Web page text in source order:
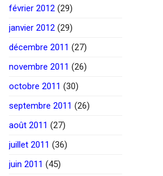
février 2012 (29)
janvier 2012 (29)
décembre 2011 (27)
novembre 2011 (26)
octobre 2011 (30)
septembre 2011 (26)
août 2011 (27)
juillet 2011 (36)
juin 2011 (45)